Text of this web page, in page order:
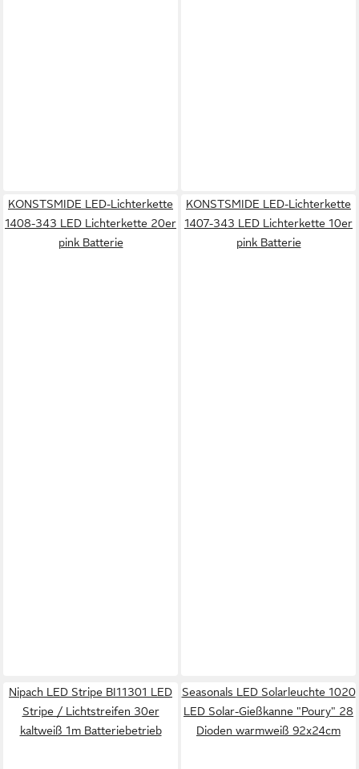
KONSTSMIDE LED-Lichterkette
1408-343 LED Lichterkette 20er
pink Batterie
KONSTSMIDE LED-Lichterkette
1407-343 LED Lichterkette 10er
pink Batterie
Nipach LED Stripe BI11301 LED
Stripe / Lichtstreifen 30er
kaltweiß 1m Batteriebetrieb
Seasonals LED Solarleuchte 1020
LED Solar-Gießkanne "Poury" 28
Dioden warmweiß 92x24cm